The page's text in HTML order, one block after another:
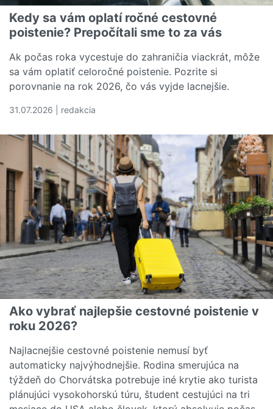
Kedy sa vám oplatí ročné cestovné
poistenie? Prepočítali sme to za vás
Ak počas roka vycestuje do zahraničia viackrát, môže
sa vám oplatiť celoročné poistenie. Pozrite si
porovnanie na rok 2026, čo vás vyjde lacnejšie.
31.07.2026 | redakcia
Ako vybrať najlepšie cestovné poistenie v
roku 2026?
Najlacnejšie cestovné poistenie nemusí byť
automaticky najvýhodnejšie. Rodina smerujúca na
týždeň do Chorvátska potrebuje iné krytie ako turista
plánujúci vysokohorskú túru, študent cestujúci na tri